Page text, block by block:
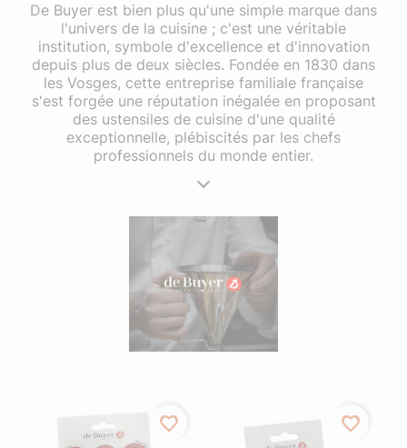
De Buyer est bien plus qu'une simple marque dans
l'univers de la cuisine ; c'est une véritable
institution, symbole d'excellence et d'innovation
depuis plus de deux siècles. Fondée en 1830 dans
les Vosges, cette entreprise familiale française
s'est forgée une réputation inégalée en proposant
des ustensiles de cuisine d'une qualité
exceptionnelle, plébiscités par les chefs
professionnels du monde entier.
favorite_border favorite_border